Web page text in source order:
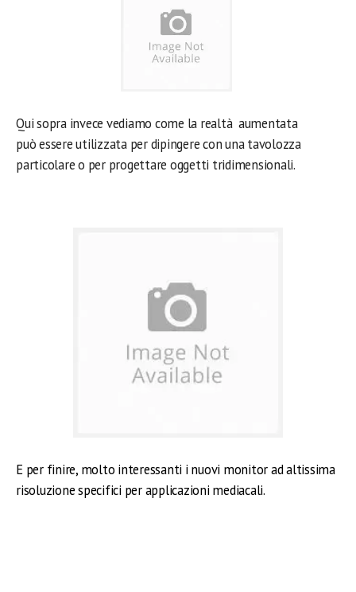
Qui sopra invece vediamo come la realtà aumentata
può essere utilizzata per dipingere con una tavolozza
particolare o per progettare oggetti tridimensionali.
E per finire, molto interessanti i nuovi monitor ad altissima
risoluzione specifici per applicazioni mediacali.